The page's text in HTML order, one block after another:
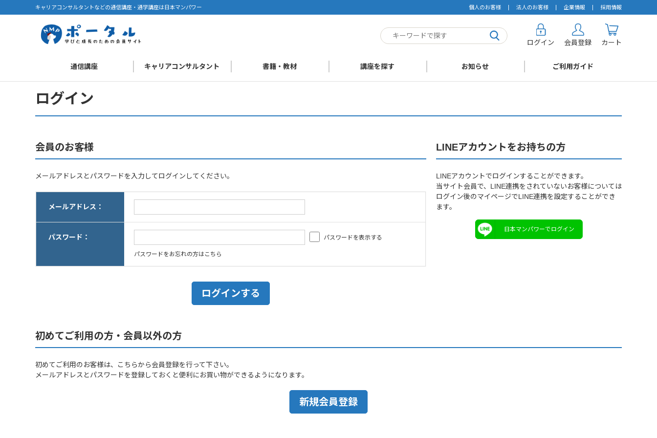
キャリアコンサルタントなどの通信講座・通学講座は日本マンパワー 個人のお客様 法人のお客様 企業情報 採用情報
ログイン 会員登録 カート
通信講座 キャリアコンサルタント 書籍・教材 講座を探す お知らせ ご利用ガイド
ログイン
会員のお客様
メールアドレスとパスワードを入力してログインしてください。
メールアドレス：
パスワード： パスワードを表示する
パスワードをお忘れの方はこちら
LINEアカウントをお持ちの方
LINEアカウントでログインすることができます。
当サイト会員で、LINE連携をされていないお客様については
ログイン後のマイページでLINE連携を設定することができ
ます。
日本マンパワーでログイン
初めてご利用の方・会員以外の方
初めてご利用のお客様は、こちらから会員登録を行って下さい。
メールアドレスとパスワードを登録しておくと便利にお買い物ができるようになります。